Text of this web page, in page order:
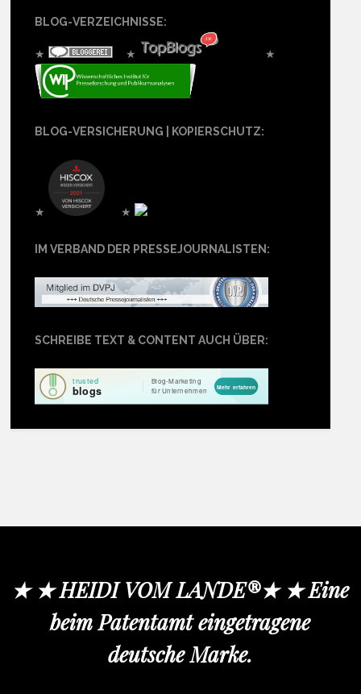
BLOG-VERZEICHNISSE:
★ ★ ★
BLOG-VERSICHERUNG | KOPIERSCHUTZ:
★ ★
IM VERBAND DER PRESSEJOURNALISTEN:
SCHREIBE TEXT & CONTENT AUCH ÜBER:
★ ★ HEIDI VOM LANDE®★ ★ Eine
beim Patentamt eingetragene
deutsche Marke.